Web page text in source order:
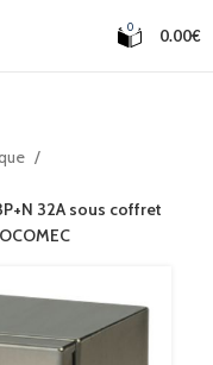
0 0.00€
32A sous coffret